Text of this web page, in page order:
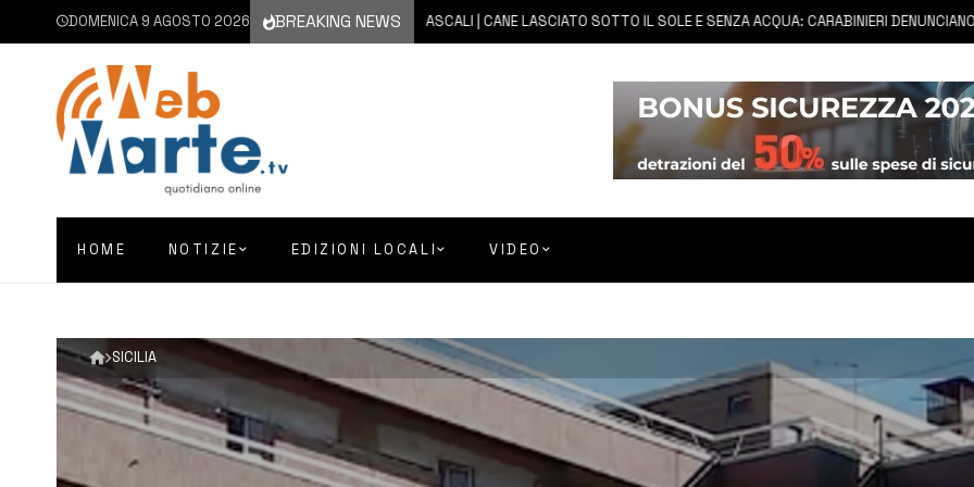
DOMENICA 9 AGOSTO 2026 BREAKING NEWS
9 AGOSTO 2026 MASCALI | CANE LASCIATO SOTTO IL SOLE E SENZA ACQUA: CARABINIERI DENUNCIANO
HOME NOTIZIE EDIZIONI LOCALI VIDEO
SICILIA